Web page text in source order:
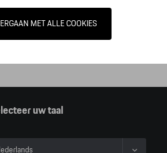
uw taal